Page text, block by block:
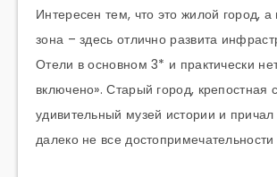
Интересен тем, что это жилой город, а
зона – здесь отлично развита
Отели в основном 3* и практически
включено». Старый город, крепостная
удивительный музей истории и
далеко не все достопримечательности